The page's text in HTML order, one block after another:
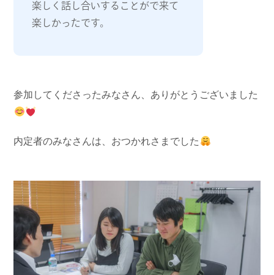
楽しく話し合いすることがで来て
楽しかったです。
参加してくださったみなさん、ありがとうございました
内定者のみなさんは、おつかれさまでした